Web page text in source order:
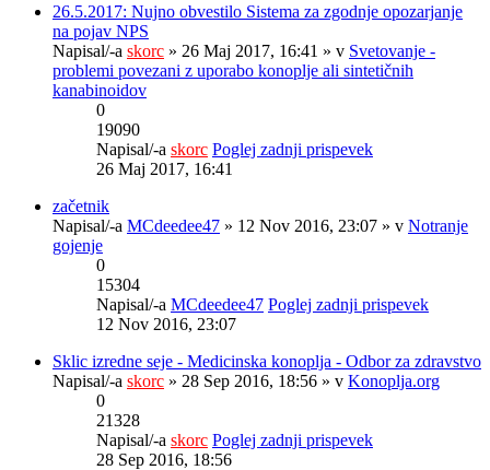
26.5.2017: Nujno obvestilo Sistema za zgodnje opozarjanje
na pojav NPS
Napisal/-a skorc » 26 Maj 2017, 16:41 » v Svetovanje -
problemi povezani z uporabo konoplje ali sintetičnih
kanabinoidov
0
19090
Napisal/-a skorc Poglej zadnji prispevek
26 Maj 2017, 16:41
začetnik
Napisal/-a MCdeedee47 » 12 Nov 2016, 23:07 » v Notranje
gojenje
0
15304
Napisal/-a MCdeedee47 Poglej zadnji prispevek
12 Nov 2016, 23:07
Sklic izredne seje - Medicinska konoplja - Odbor za zdravstvo
Napisal/-a skorc » 28 Sep 2016, 18:56 » v Konoplja.org
0
21328
Napisal/-a skorc Poglej zadnji prispevek
28 Sep 2016, 18:56